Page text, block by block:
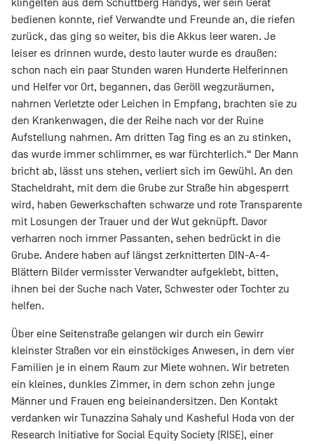
bedienen konnte, rief Verwandte und Freunde an, die riefen
zurück, das ging so weiter, bis die Akkus leer waren. Je
leiser es drinnen wurde, desto lauter wurde es draußen:
schon nach ein paar Stunden waren Hunderte Helferinnen
und Helfer vor Ort, begannen, das Geröll wegzuräumen,
nahmen Verletzte oder Leichen in Empfang, brachten sie zu
den Krankenwagen, die der Reihe nach vor der Ruine
Aufstellung nahmen. Am dritten Tag fing es an zu stinken,
das wurde immer schlimmer, es war fürchterlich.“ Der Mann
bricht ab, lässt uns stehen, verliert sich im Gewühl. An den
Stacheldraht, mit dem die Grube zur Straße hin abgesperrt
wird, haben Gewerkschaften schwarze und rote Transparente
mit Losungen der Trauer und der Wut geknüpft. Davor
verharren noch immer Passanten, sehen bedrückt in die
Grube. Andere haben auf längst zerknitterten DIN-A-4-
Blättern Bilder vermisster Verwandter aufgeklebt, bitten,
ihnen bei der Suche nach Vater, Schwester oder Tochter zu
helfen.
Über eine Seitenstraße gelangen wir durch ein Gewirr
kleinster Straßen vor ein einstöckiges Anwesen, in dem vier
Familien je in einem Raum zur Miete wohnen. Wir betreten
ein kleines, dunkles Zimmer, in dem schon zehn junge
Männer und Frauen eng beieinandersitzen. Den Kontakt
verdanken wir Tunazzina Sahaly und Kasheful Hoda von der
Research Initiative for Social Equity Society (RISE), einer